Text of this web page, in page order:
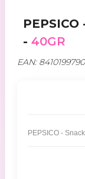
PEPSICO
- 40GR
EAN: